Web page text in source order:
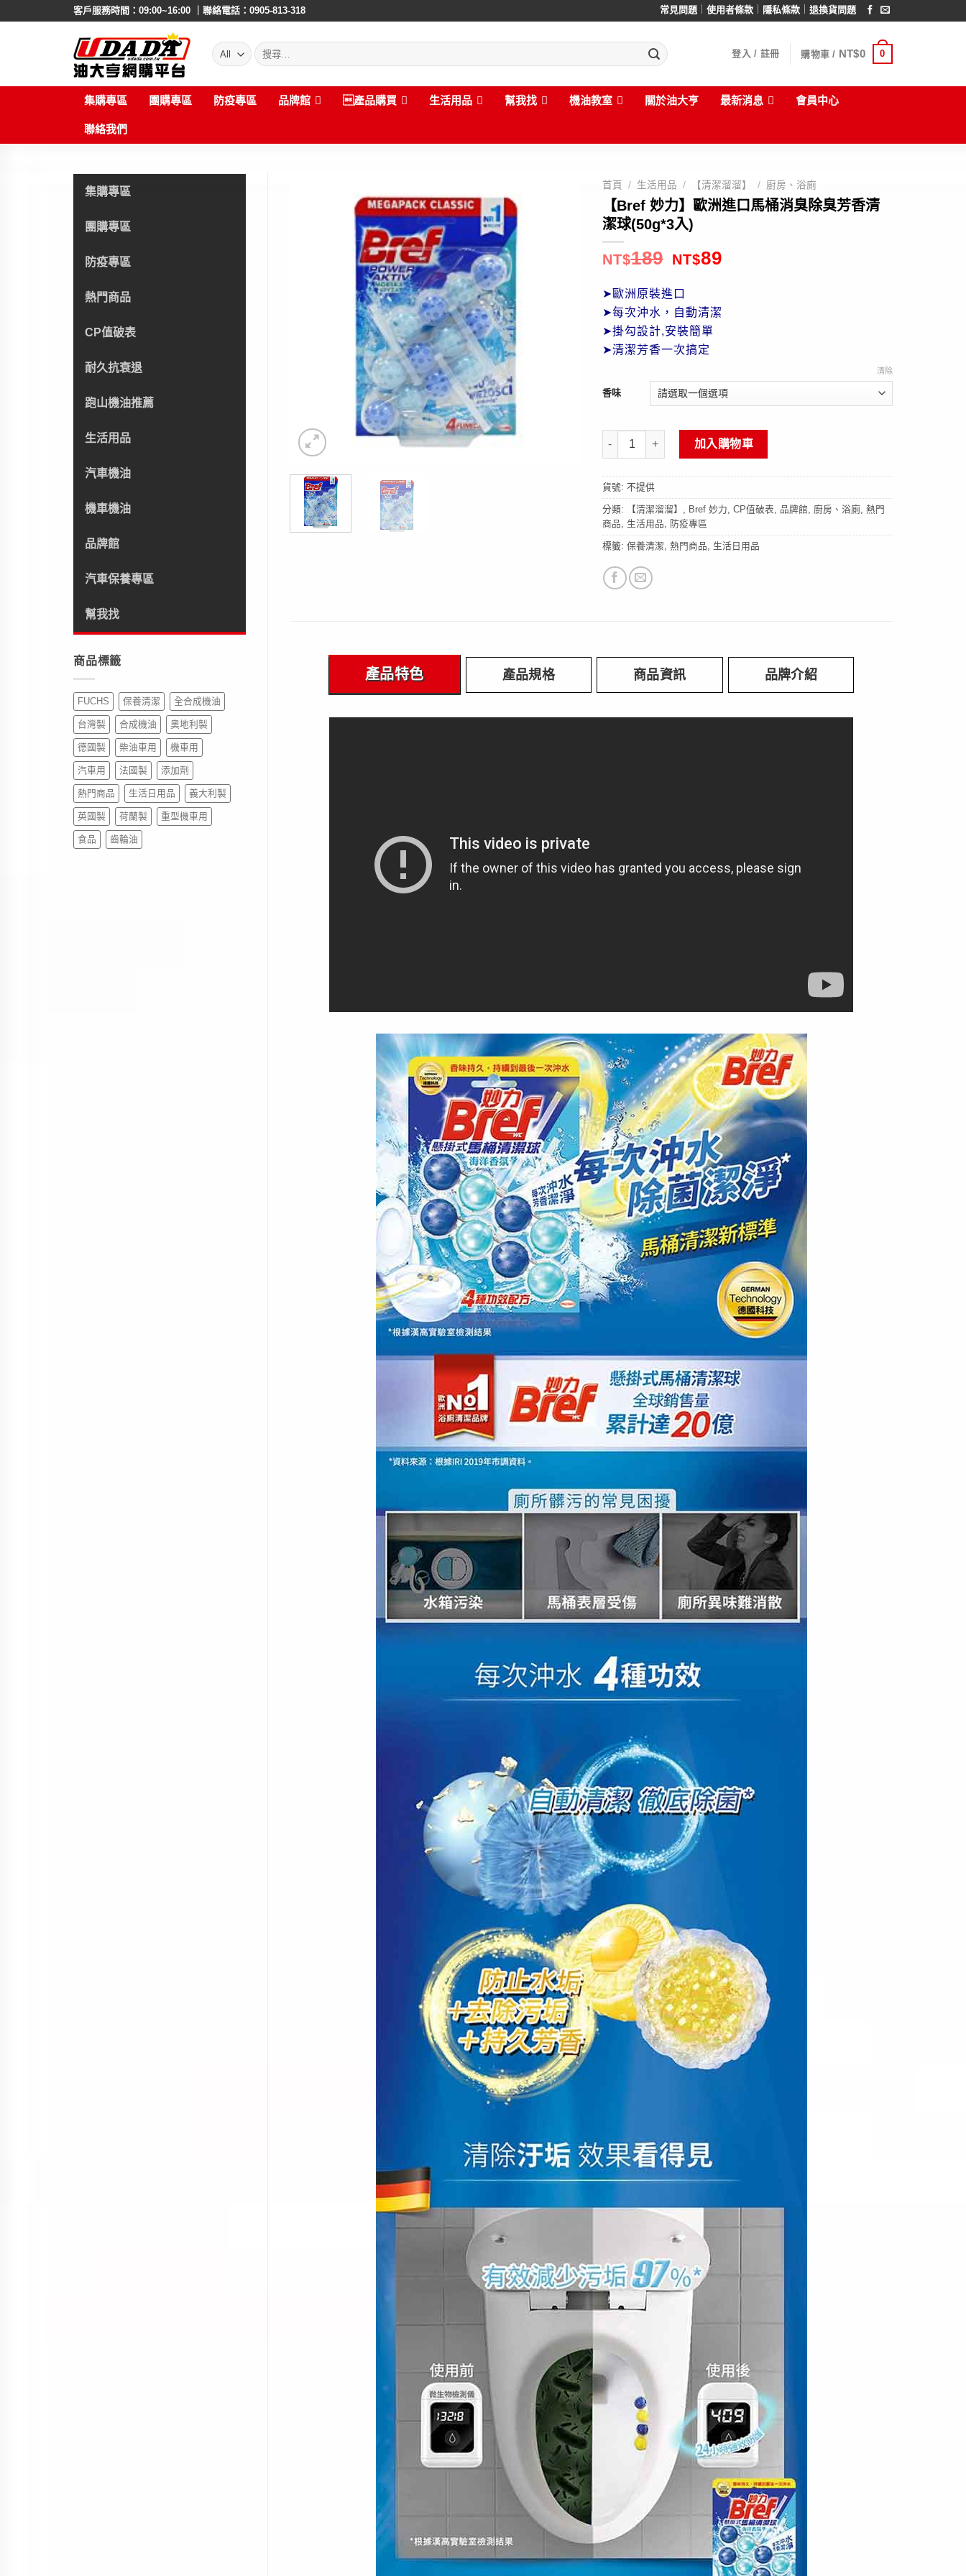
客戶服務時間：09:00~16:00 ｜聯絡電話：0905-813-318 常見問題 ｜使用者條款 隱私條款 ｜退換貨問題
搜
尋:
登入 / 註冊 購物車 / NT$0 0
集購專區 團購專區 防疫專區 品牌館 產品購買 生活用品 幫我找 機油教室 關於油大亨 最新消息 會員中心
聯絡我們
集購專區
團購專區
防疫專區
熱門商品
CP值破表
耐久抗衰退
跑山機油推薦
生活用品
汽車機油
機車機油
品牌館
汽車保養專區
幫我找
商品標籤
FUCHS 保養清潔 全合成機油
台灣製 合成機油 奧地利製
德國製 柴油車用 機車用
汽車用 法國製 添加劑
熱門商品 生活日用品 義大利製
英國製 荷蘭製 重型機車用
食品 齒輪油
首頁 / 生活用品 / 【清潔溜溜】 / 廚房、浴廁
【Bref 妙力】歐洲進口馬桶消臭除臭芳香清
潔球(50g*3入)
NT$189 NT$89
➤歐洲原裝進口
➤每次沖水，自動清潔
➤掛勾設計,安裝簡單
➤清潔芳香一次搞定
香味
清除
【Bref 妙力】歐洲進口馬桶消臭除臭芳香清潔球(50g*3入) 數量
加入購物車
貨號: 不提供
分類: 【清潔溜溜】 Bref 妙力 CP值破表 品牌館 廚房、浴廁 熱門
商品
生活用品 防疫專區
標籤: 保養清潔 熱門商品 生活日用品
產品特色 產品規格 商品資訊 品牌介紹